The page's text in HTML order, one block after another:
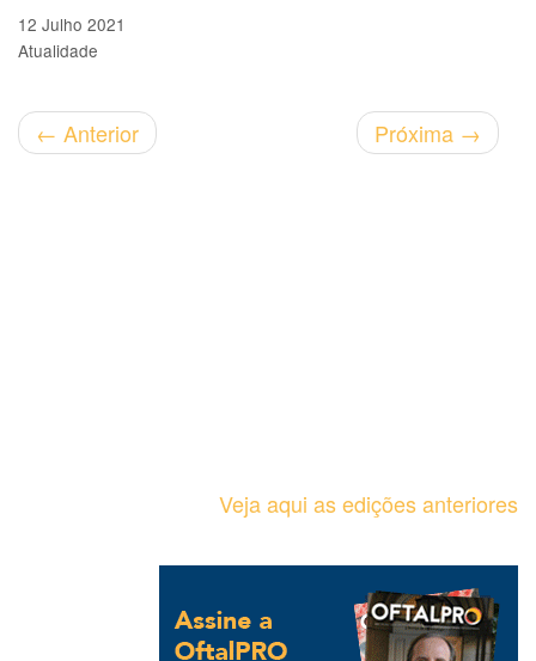
12 Julho 2021
Atualidade
← Anterior Próxima →
Veja aqui as edições anteriores